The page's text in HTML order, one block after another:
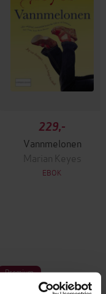
229,-
Vannmelonen
Marian Keyes
EBOK
Premium